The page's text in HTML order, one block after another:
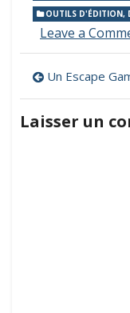
OUTILS D'ÉDITION,
Leave a
de
l’article
Un Escape Game Mathématiques sur le thème de l’Egypte Antique :
Laisser un